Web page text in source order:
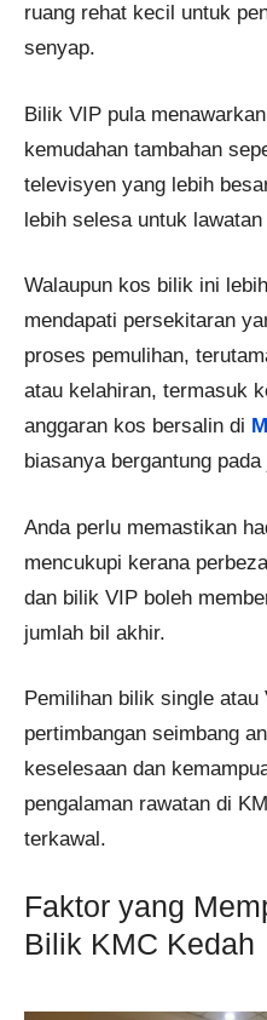
ruang rehat kecil untuk
senyap.
Bilik VIP pula
kemudahan tambahan
televisyen yang lebih
lebih selesa untuk
Walaupun kos bilik ini
mendapati persekitaran
proses pemulihan,
atau kelahiran, termasuk
anggaran kos bersalin di
biasanya bergantung
Anda perlu memastikan
mencukupi kerana
dan bilik VIP boleh
jumlah bil akhir.
Pemilihan bilik single
pertimbangan seimbang
keselesaan dan
pengalaman rawatan di
terkawal.
Faktor yang
Bilik KMC Kedah